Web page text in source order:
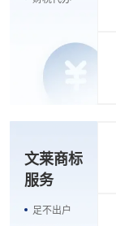
文莱商标
服务
足不出户